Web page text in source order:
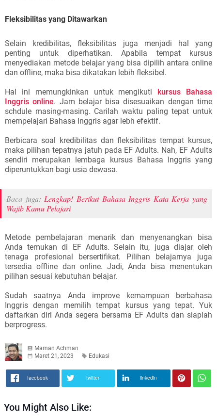
Fleksibilitas yang Ditawarkan
Selain kredibilitas, fleksibilitas juga menjadi hal yang
penting untuk diperhatikan. Apabila tempat kursus
menyediakan metode belajar yang bisa dipilih antara online
dan offline, maka bisa dikatakan lebih fleksibel.
Hal ini memungkinkan untuk mengikuti kursus Bahasa
Inggris online. Jam belajar bisa disesuaikan dengan time
schdule masing-masing. Carilah waktu paling tepat untuk
mempelajari Bahasa Inggris agar lebh efektif.
Berbicara soal kredibilitas dan fleksibilitas tempat kursus,
maka pilihan tepatnya jatuh pada EF Adults. Nah, EF Adults
sendiri merupakan lembaga kursus Bahasa Inggris yang
diperuntukkan bagi usia dewasa.
Baca juga: Lengkap! Berikut Bahasa Inggris Kata Kerja yang
Wajib Kamu Pelajari
Metode pembelajaran menarik dan menyenangkan bisa
Anda temukan di EF Adults. Selain itu, juga diajar oleh
tenaga profesional bersertifikat. Pilihan belajarnya juga
tersedia offline dan online. Jadi, Anda bisa menentukan
pilihan sesuai kebutuhan belajar.
Sudah saatnya Anda improve kemampuan berbahasa
Inggris dengan memilih tempat kursus yang tepat. Yuk
daftarkan diri Anda segera bersama EF Adults dan siaplah
berprogress.
Maman Achman
Maret 21, 2023
Edukasi
facebook twitter linkedin
You Might Also Like: